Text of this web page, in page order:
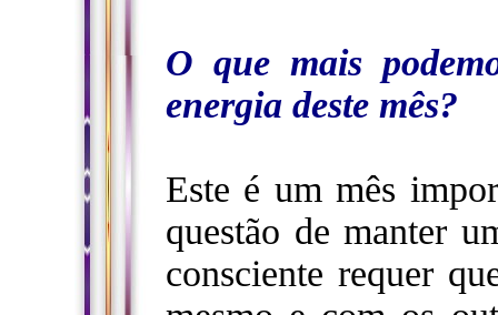
O que mais
energia deste mês?
Este é um mês
questão de manter
consciente requer